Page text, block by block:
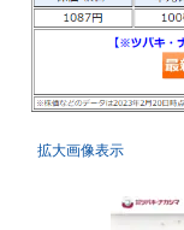
拡大画像表示